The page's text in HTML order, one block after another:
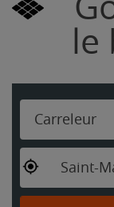
le
Carreleur
Saint-